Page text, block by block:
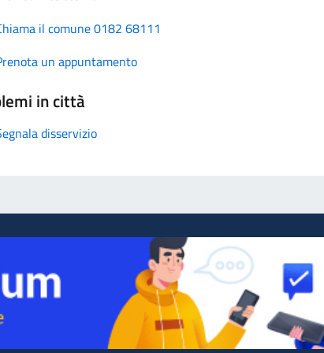
il comune 0182 68111
un appuntamento
in città
disservizio